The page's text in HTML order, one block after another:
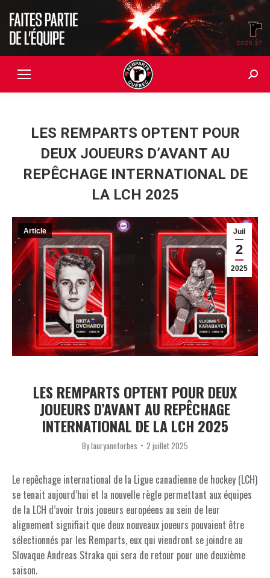
LES REMPARTS OPTENT POUR
DEUX JOUEURS D’AVANT AU
REPÊCHAGE INTERNATIONAL DE
LA LCH 2025
Juil
2
2025
Article
LES REMPARTS OPTENT POUR DEUX
JOUEURS D’AVANT AU REPÊCHAGE
INTERNATIONAL DE LA LCH 2025
Bylauryannforbes 2 juillet 2025
Le repêchage international de la Ligue canadienne de hockey (LCH)
se tenait aujourd’hui et la nouvelle règle permettant aux équipes
de la LCH d’avoir trois joueurs européens au sein de leur
alignement signifiait que deux nouveaux joueurs pouvaient être
sélectionnés par les Remparts, eux qui viendront se joindre au
Slovaque Andreas Straka qui sera de retour pour une deuxième
saison.